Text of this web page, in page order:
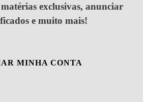
exclusivas, anunciar
e muito mais!
MINHA CONTA